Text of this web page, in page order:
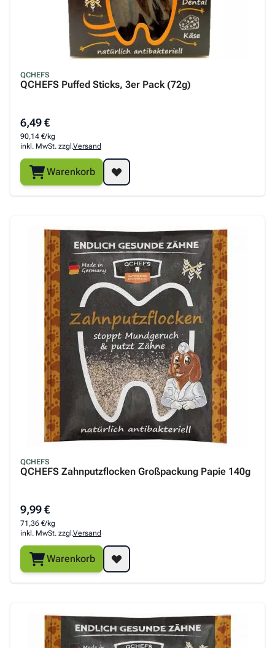
QCHEFS
QCHEFS Puffed Sticks, 3er Pack (72g)
6,49 €
90,14 €/kg
inkl. MwSt. zzgl.Versand
Warenkorb
QCHEFS
QCHEFS Zahnputzflocken Großpackung Papie 140g
9,99 €
71,36 €/kg
inkl. MwSt. zzgl.Versand
Warenkorb